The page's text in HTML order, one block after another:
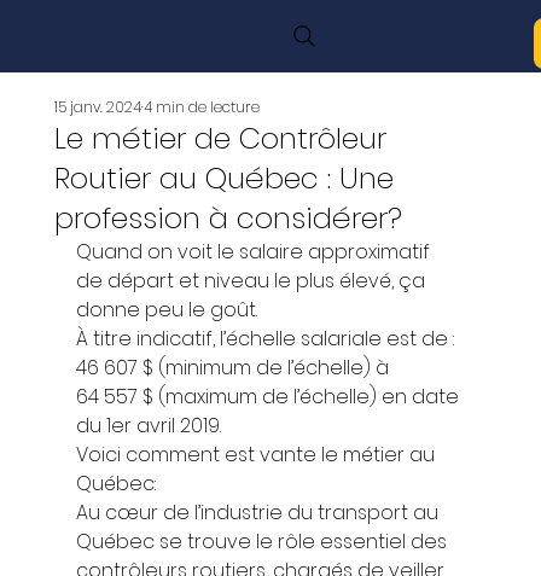
Le métier de Contrôleur
Routier au Québec : Une
profession à considérer?
15 janv. 20244 min de lecture
Quand on voit le salaire approximatif
de départ et niveau le plus élevé, ça
donne peu le goût.
À titre indicatif, l’échelle salariale est de :
46 607 $ (minimum de l’échelle) à
64 557 $ (maximum de l’échelle) en date
du 1er avril 2019.
Voici comment est vante le métier au
Québec:
Au cœur de l’industrie du transport au
Québec se trouve le rôle essentiel des